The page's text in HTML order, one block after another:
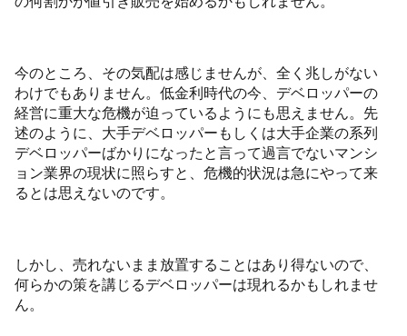
今のところ、その気配は感じませんが、全く兆しがない
わけでもありません。低金利時代の今、デベロッパーの
経営に重大な危機が迫っているようにも思えません。先
述のように、大手デベロッパーもしくは大手企業の系列
デベロッパーばかりになったと言って過言でないマンシ
ョン業界の現状に照らすと、危機的状況は急にやって来
るとは思えないのです。
しかし、売れないまま放置することはあり得ないので、
何らかの策を講じるデベロッパーは現れるかもしれませ
ん。